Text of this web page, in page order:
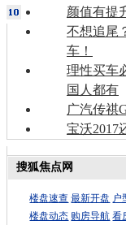
颜值有提
不想追尾
车！
理性买车
国人都有
广汽传祺
宝沃2017
搜狐焦点网
楼盘速查 最新开盘 户
楼盘动态 购房导航 看